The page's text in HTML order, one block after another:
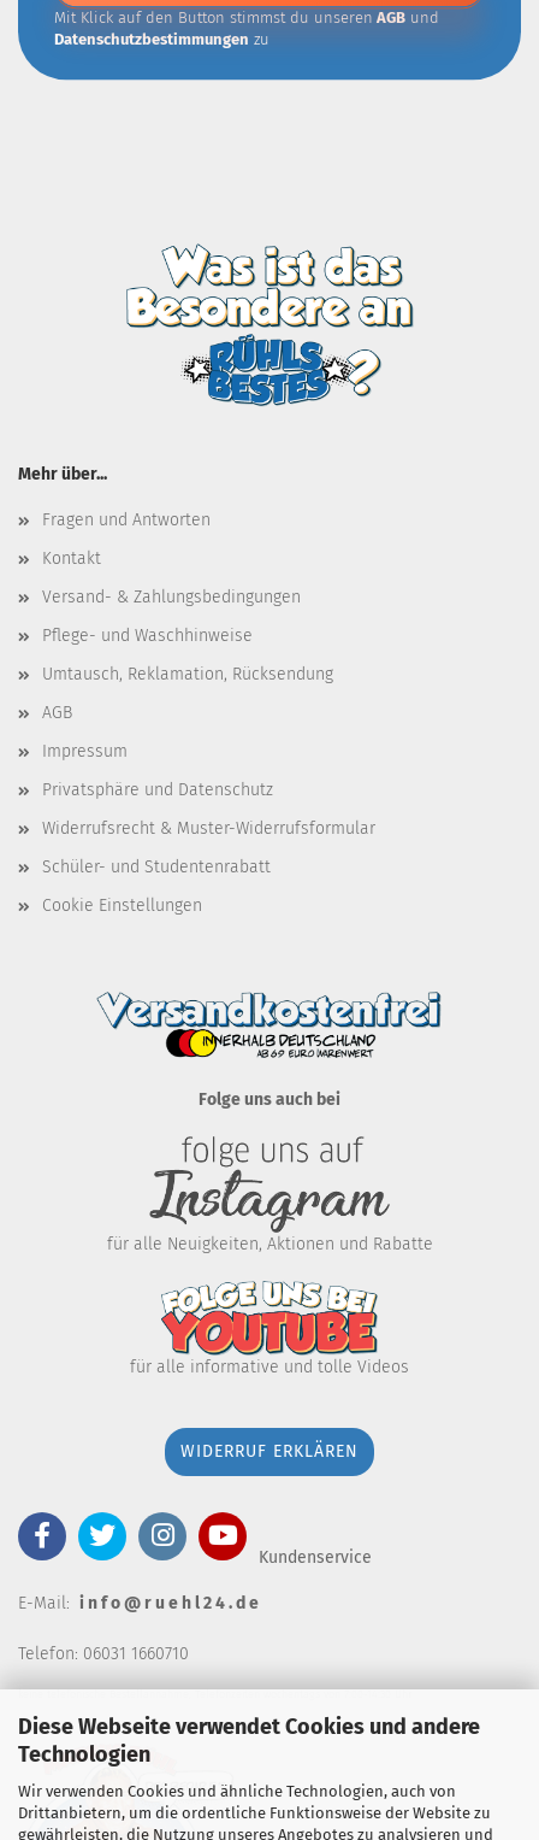
Diese Webseite verwendet Cookies und andere
Technologien
Wir verwenden Cookies und ähnliche Technologien, auch von
Drittanbietern, um die ordentliche Funktionsweise der Website zu
gewährleisten, die Nutzung unseres Angebotes zu analysieren und
Mit Klick auf den Button stimmst du unseren AGB und
Datenschutzbestimmungen zu
Mehr über...
Fragen und Antworten
Kontakt
Versand- & Zahlungsbedingungen
Pflege- und Waschhinweise
Umtausch, Reklamation, Rücksendung
AGB
Impressum
Privatsphäre und Datenschutz
Widerrufsrecht & Muster-Widerrufsformular
Schüler- und Studentenrabatt
Cookie Einstellungen
Folge uns auch bei
für alle Neuigkeiten, Aktionen und Rabatte
für alle informative und tolle Videos
WIDERRUF ERKLÄREN
Kundenservice
E-Mail: i n f o @ r u e h l 2 4 . d e
Telefon: 06031 1660710